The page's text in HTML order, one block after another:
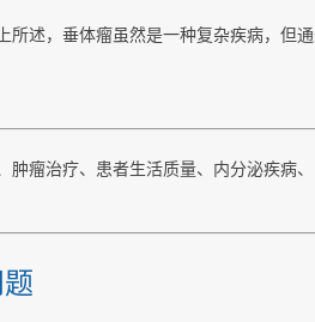
所述，垂体瘤虽然是一种复杂疾病，但
肿瘤治疗、患者生活质量、内分泌疾病